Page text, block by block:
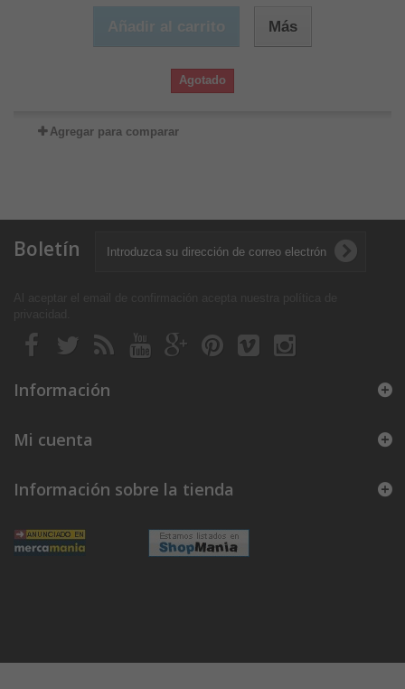
Más
Agotado
Agregar para comparar
Boletín
Información
Mi cuenta
Información sobre la tienda